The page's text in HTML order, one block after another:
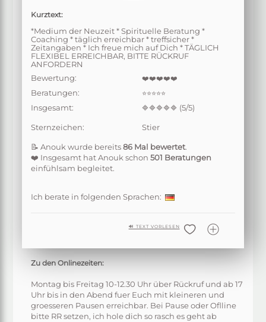
Kurztext:
*Medium der Neuzeit * Spirituelle Beratung *
Coaching * täglich erreichbar * treffsicher *
Zeitangaben * Ich freue mich auf Dich * TÄGLICH
FLEXIBEL ERREICHBAR, BITTE RÜCKRUF
ANFORDERN
Bewertung:
❤️❤️❤️❤️❤️
Beratungen: ⭐⭐⭐⭐⭐
Insgesamt: 🔷🔷🔷🔷🔷 (5/5)
Sternzeichen: Stier
📝 Anouk wurde bereits86 Mal bewertet.
❤️ Insgesamt hat Anouk schon501 Beratungen
einfühlsam begleitet.
Ich berate in folgenden Sprachen:
🔊 TEXT VORLESEN
Zu den Onlinezeiten:
Montag bis Freitag 10-12.30 Uhr über Rückruf und ab 17
Uhr bis in den Abend fuer Euch mit kleineren und
groesseren Pausen erreichbar. Bei Pause oder Oflline
bitte RR setzen, ich hole dich so rasch es geht ab